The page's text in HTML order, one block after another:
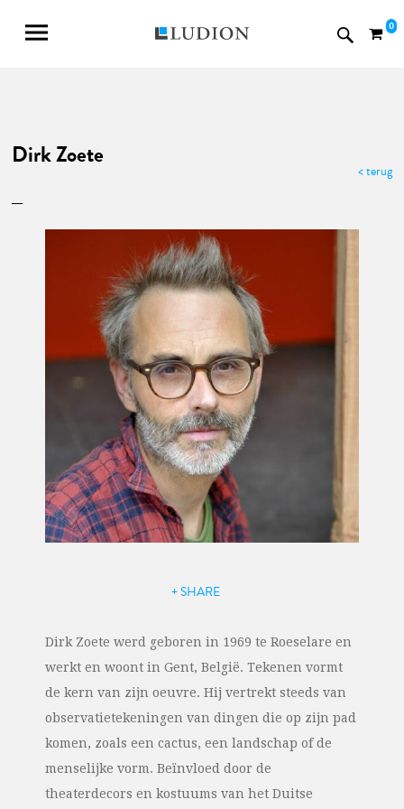
0
Dirk Zoete
< terug
+ SHARE
Dirk Zoete werd geboren in 1969 te Roeselare en
werkt en woont in Gent, België. Tekenen vormt
de kern van zijn oeuvre. Hij vertrekt steeds van
observatietekeningen van dingen die op zijn pad
komen, zoals een cactus, een landschap of de
menselijke vorm. Beïnvloed door de
theaterdecors en kostuums van het Duitse